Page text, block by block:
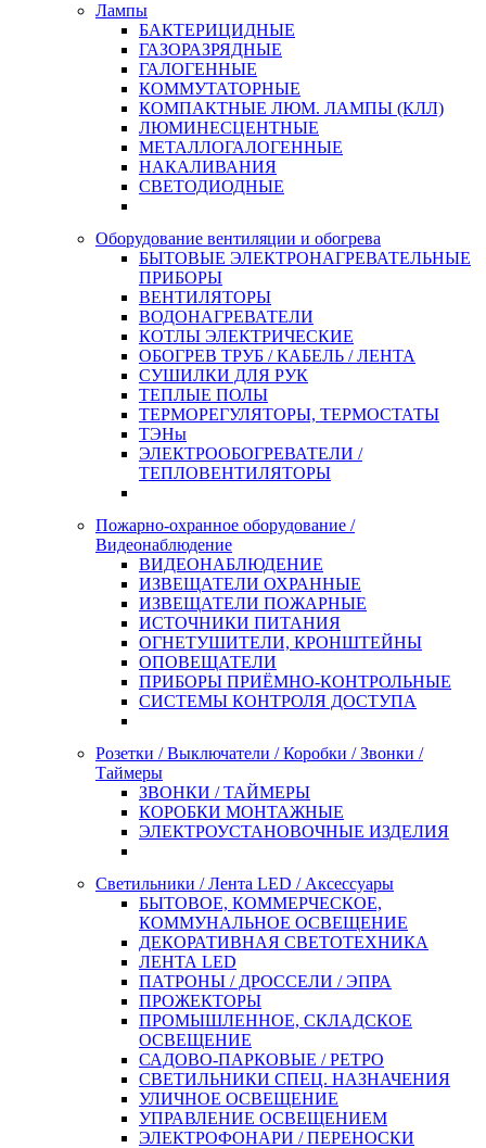
Лампы
БАКТЕРИЦИДНЫЕ
ГАЗОРАЗРЯДНЫЕ
ГАЛОГЕННЫЕ
КОММУТАТОРНЫЕ
КОМПАКТНЫЕ ЛЮМ. ЛАМПЫ (КЛЛ)
ЛЮМИНЕСЦЕНТНЫЕ
МЕТАЛЛОГАЛОГЕННЫЕ
НАКАЛИВАНИЯ
СВЕТОДИОДНЫЕ
Оборудование вентиляции и обогрева
БЫТОВЫЕ ЭЛЕКТРОНАГРЕВАТЕЛЬНЫЕ
ПРИБОРЫ
ВЕНТИЛЯТОРЫ
ВОДОНАГРЕВАТЕЛИ
КОТЛЫ ЭЛЕКТРИЧЕСКИЕ
ОБОГРЕВ ТРУБ / КАБЕЛЬ / ЛЕНТА
СУШИЛКИ ДЛЯ РУК
ТЕПЛЫЕ ПОЛЫ
ТЕРМОРЕГУЛЯТОРЫ, ТЕРМОСТАТЫ
ТЭНы
ЭЛЕКТРООБОГРЕВАТЕЛИ /
ТЕПЛОВЕНТИЛЯТОРЫ
Пожарно-охранное оборудование /
Видеонаблюдение
ВИДЕОНАБЛЮДЕНИЕ
ИЗВЕЩАТЕЛИ ОХРАННЫЕ
ИЗВЕЩАТЕЛИ ПОЖАРНЫЕ
ИСТОЧНИКИ ПИТАНИЯ
ОГНЕТУШИТЕЛИ, КРОНШТЕЙНЫ
ОПОВЕЩАТЕЛИ
ПРИБОРЫ ПРИЁМНО-КОНТРОЛЬНЫЕ
СИСТЕМЫ КОНТРОЛЯ ДОСТУПА
Розетки / Выключатели / Коробки / Звонки /
Таймеры
ЗВОНКИ / ТАЙМЕРЫ
КОРОБКИ МОНТАЖНЫЕ
ЭЛЕКТРОУСТАНОВОЧНЫЕ ИЗДЕЛИЯ
Светильники / Лента LED / Аксессуары
БЫТОВОЕ, КОММЕРЧЕСКОЕ,
КОММУНАЛЬНОЕ ОСВЕЩЕНИЕ
ДЕКОРАТИВНАЯ СВЕТОТЕХНИКА
ЛЕНТА LED
ПАТРОНЫ / ДРОССЕЛИ / ЭПРА
ПРОЖЕКТОРЫ
ПРОМЫШЛЕННОЕ, СКЛАДСКОЕ
ОСВЕЩЕНИЕ
САДОВО-ПАРКОВЫЕ / РЕТРО
СВЕТИЛЬНИКИ СПЕЦ. НАЗНАЧЕНИЯ
УЛИЧНОЕ ОСВЕЩЕНИЕ
УПРАВЛЕНИЕ ОСВЕЩЕНИЕМ
ЭЛЕКТРОФОНАРИ / ПЕРЕНОСКИ